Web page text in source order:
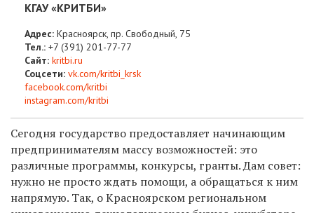
КГАУ «КРИТБИ»
Адрес: Красноярск, пр. Свободный, 75
Тел.: +7 (391) 201-77-77
Сайт: kritbi.ru
Соцсети: vk.com/kritbi_krsk
facebook.com/kritbi
instagram.com/kritbi
Сегодня государство предоставляет начинающим
предпринимателям массу возможностей: это
различные программы, конкурсы, гранты. Дам совет:
нужно не просто ждать помощи, а обращаться к ним
напрямую. Так, о Красноярском региональном